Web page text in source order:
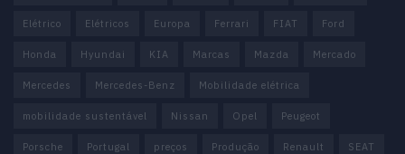
Elétrico Elétricos Europa Ferrari FIAT Ford
Honda Hyundai KIA Marcas Mazda Mercado
Mercedes Mercedes-Benz Mobilidade elétrica
mobilidade sustentável Nissan Opel Peugeot
Porsche Portugal preços Produção Renault SEAT